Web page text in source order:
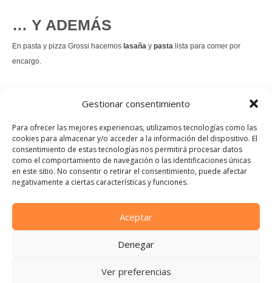
Gestionar consentimiento
Para ofrecer las mejores experiencias, utilizamos tecnologías como las
cookies para almacenar y/o acceder a la información del dispositivo. El
consentimiento de estas tecnologías nos permitirá procesar datos
como el comportamiento de navegación o las identificaciones únicas
en este sitio. No consentir o retirar el consentimiento, puede afectar
negativamente a ciertas características y funciones.
Aceptar
Denegar
Ver preferencias
… Y ADEMÁS
En pasta y pizza Grossi hacemos lasaña y pasta lista para comer por
encargo.
es un permanente.
Pedir comida Just eat
Instagram
Facebook
TikTok
Dirección:
Calle Manuel Allende, 12, 48010 Bilbao, Vizcaya
Teléfono: